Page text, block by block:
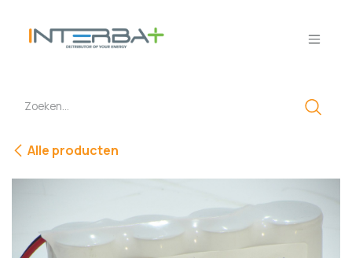
Alle producten